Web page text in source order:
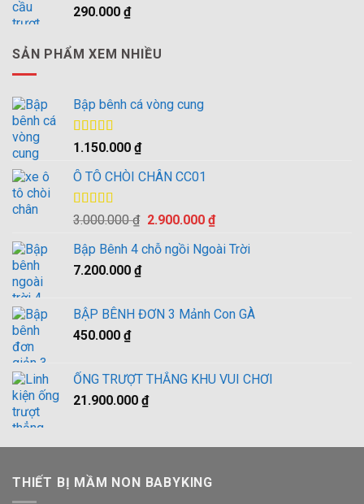
290.000 ₫
SẢN PHẨM XEM NHIỀU
Bập bênh cá vòng cung
Được xếp
5 sao
1.150.000 ₫
Ô TÔ CHÒI CHÂN CC01
Được xếp
5 sao
3.000.000₫ Giá
là:
2.900.000 ₫Giá
tại
Bập Bênh 4 chỗ ngồi Ngoài Trời
7.200.000 ₫
BẬP BÊNH ĐƠN 3 Mảnh Con GÀ
450.000 ₫
ỐNG TRƯỢT THẲNG KHU VUI CHƠI
21.900.000 ₫
THIẾT BỊ MẦM NON BABYKING